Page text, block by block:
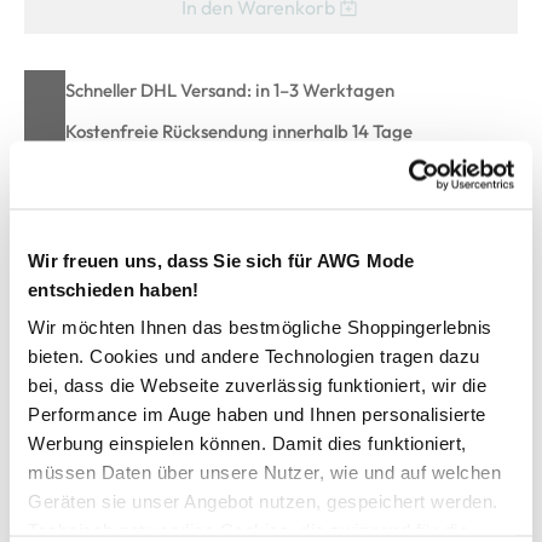
Wir freuen uns, dass Sie sich für AWG Mode
entschieden haben!
Wir möchten Ihnen das bestmögliche Shoppingerlebnis
bieten. Cookies und andere Technologien tragen dazu
bei, dass die Webseite zuverlässig funktioniert, wir die
Performance im Auge haben und Ihnen personalisierte
Werbung einspielen können. Damit dies funktioniert,
müssen Daten über unsere Nutzer, wie und auf welchen
Geräten sie unser Angebot nutzen, gespeichert werden.
In den Warenkorb
Schneller DHL Versand: in 1–3 Werktagen
Kostenfreie Rücksendung innerhalb 14 Tage
Kostenlose Filiallieferung in Ihre Wunschfiliale
Zur Wunschliste hinzufügen
Damen Streifenshirt mit 3/4 Arm
Hübsches Streifenshirt von Sure
Runder Ausschnitt
3/4 lange Ärmel